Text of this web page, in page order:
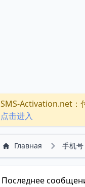
SMS-Activation.net：
点击进入
Главная 手机号
Последнее